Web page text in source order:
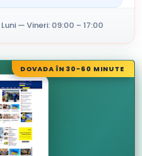
Luni — Vineri: 09:00 – 17:00
DOVADA ÎN 30-60 MINUTE